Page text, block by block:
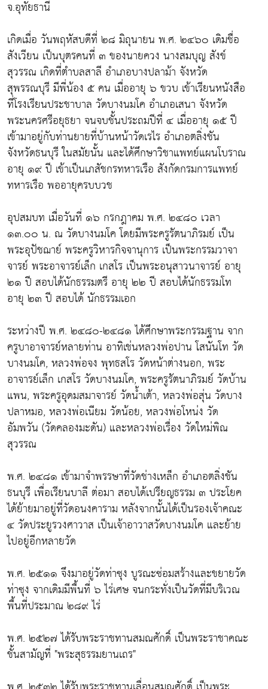
จ.อุทัยธานี
เกิดเมื่อ วันพฤหัสบดีที่ ๒๘ มิถุนายน พ.ศ. ๒๔๖๐ เดิมชื่อ
สังเวียน เป็นบุตรคนที่ ๓ ของนายควง นางสมบุญ สังข์
สุวรรณ เกิดที่ตำบลสาลี อำเภอบางปลาม้า จังหวัด
สุพรรณบุรี มีพี่น้อง ๕ คน เมื่ออายุ ๖ ขวบ เข้าเรียนหนังสือ
ที่โรงเรียนประชาบาล วัดบางนมโค อำเภอเสนา จังหวัด
พระนครศรีอยุธยา จนจบชั้นประถมปีที่ ๔ เมื่ออายุ ๑๕ ปี
เข้ามาอยู่กับท่านยายที่บ้านหน้าวัดเรไร อำเภอตลิ่งชัน
จังหวัดธนบุรี ในสมัยนั้น และได้ศึกษาวิชาแพทย์แผนโบราณ
อายุ ๑๙ ปี เข้าเป็นเภสัชกรทหารเรือ สังกัดกรมการแพทย์
ทหารเรือ พออายุครบบวช
อุปสมบท เมื่อวันที่ ๑๖ กรกฎาคม พ.ศ. ๒๔๘๐ เวลา
๑๓.๐๐ น. ณ วัดบางนมโค โดยมีพระครูรัตนาภิรมย์ เป็น
พระอุปัชฌาย์ พระครูวิหารกิจจานุการ เป็นพระกรรมวาจา
จารย์ พระอาจารย์เล็ก เกสโร เป็นพระอนุสาวนาจารย์ อายุ
๒๑ ปี สอบได้นักธรรมตรี อายุ ๒๒ ปี สอบได้นักธรรมโท
อายุ ๒๓ ปี สอบได้ นักธรรมเอก
ระหว่างปี พ.ศ. ๒๔๘๐-๒๔๘๑ ได้ศึกษาพระกรรมฐาน จาก
ครูบาอาจารย์หลายท่าน อาทิเช่นหลวงพ่อปาน โสนันโท วัด
บางนมโค, หลวงพ่อจง พุทธสโร วัดหน้าต่างนอก, พระ
อาจารย์เล็ก เกสโร วัดบางนมโค, พระครูรัตนาภิรมย์ วัดบ้าน
แพน, พระครูอุดมสมาจารย์ วัดน้ำเต้า, หลวงพ่อสุ่น วัดบาง
ปลาหมอ, หลวงพ่อเนียม วัดน้อย, หลวงพ่อโหน่ง วัด
อัมพวัน (วัดคลองมะดัน) และหลวงพ่อเรื่อง วัดใหม่พิณ
สุวรรณ
พ.ศ. ๒๔๘๑ เข้ามาจำพรรษาที่วัดช่างเหล็ก อำเภอตลิ่งชัน
ธนบุรี เพื่อเรียนบาลี ต่อมา สอบได้เปรียญธรรม ๓ ประโยค
ได้ย้ายมาอยู่ที่วัดอนงคาราม หลังจากนั้นได้เป็นรองเจ้าคณะ
๔ วัดประยูรวงศาวาส เป็นเจ้าอาวาสวัดบางนมโค และย้าย
ไปอยู่อีกหลายวัด
พ.ศ. ๒๕๑๑ จึงมาอยู่วัดท่าซุง บูรณะซ่อมสร้างและขยายวัด
ท่าซุง จากเดิมมีพื้นที่ ๖ ไร่เศษ จนกระทั่งเป็นวัดที่มีบริเวณ
พื้นที่ประมาณ ๒๘๙ ไร่
พ.ศ. ๒๕๒๗ ได้รับพระราชทานสมณศักดิ์ เป็นพระราชาคณะ
ชั้นสามัญที่ "พระสุธรรมยานเถร"